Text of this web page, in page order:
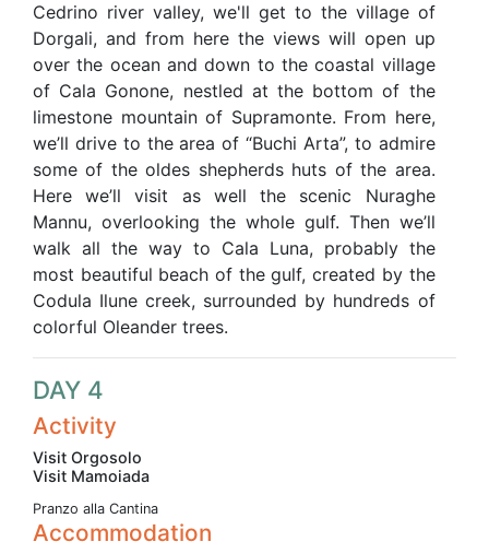
Cedrino river valley, we'll get to the village of
Dorgali, and from here the views will open up
over the ocean and down to the coastal village
of Cala Gonone, nestled at the bottom of the
limestone mountain of Supramonte. From here,
we’ll drive to the area of “Buchi Arta”, to admire
some of the oldes shepherds huts of the area.
Here we’ll visit as well the scenic Nuraghe
Mannu, overlooking the whole gulf. Then we’ll
walk all the way to Cala Luna, probably the
most beautiful beach of the gulf, created by the
Codula Ilune creek, surrounded by hundreds of
colorful Oleander trees.
DAY 4
Activity
Visit Orgosolo
Visit Mamoiada
Pranzo alla Cantina
Accommodation